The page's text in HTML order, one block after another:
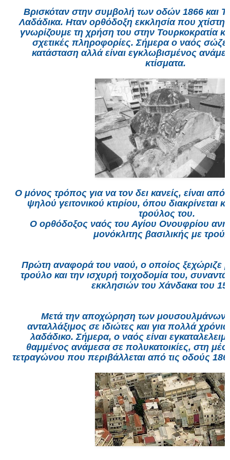
Βρισκόταν στην συμβολή των οδών 1866 και
Λαδάδικα. Ηταν ορθόδοξη εκκλησία που
γνωρίζουμε τη χρήση του στην Τουρκοκρατία
σχετικές πληροφορίες. Σήμερα ο ναός
κατάσταση αλλά είναι εγκλωβισμένος
κτίσματα.
Ο μόνος τρόπος για να τον δει κανείς, είναι
ψηλού γειτονικού κτιρίου, όπου διακρίνεται
τρούλος του.
Ο ορθόδοξος ναός του Αγίου Ονουφρίου
μονόκλιτης βασιλικήςμε
Πρώτη αναφορά του ναού, ο οποίος ξεχώριζε
τρούλο και την ισχυρή τοιχοδομία του,
εκκλησιών του Χάνδακα του
Μετά την αποχώρηση των μουσουλμάνων
ανταλλάξιμος σε ιδιώτες και για πολλά
λαδάδικο.Σήμερα, ο ναός είναι
θαμμένος ανάμεσα σε πολυκατοικίες, στη
τετραγώνου που περιβάλλεται από τις οδούς